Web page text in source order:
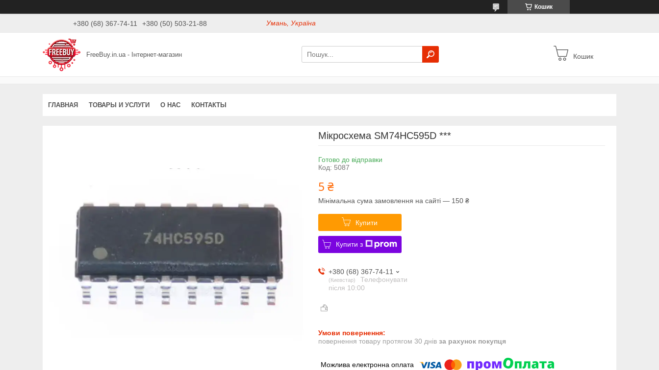
Кошик
+380 (68) 367-74-11 +380 (50) 503-21-88 Умань, Україна
FreeBuy.in.ua - Інтернет-магазин Кошик
ГЛАВНАЯ ТОВАРЫ И УСЛУГИ О НАС КОНТАКТЫ
Мікросхема SM74HC595D ***
Готово до відправки
Код: 5087
5 ₴
Мінімальна сума замовлення на сайті — 150 ₴
Купити
Купити з
+380 (68) 367-74-11
Киевстар
Телефонувати
після 10:00
повернення товару протягом 30 днів за рахунок покупця